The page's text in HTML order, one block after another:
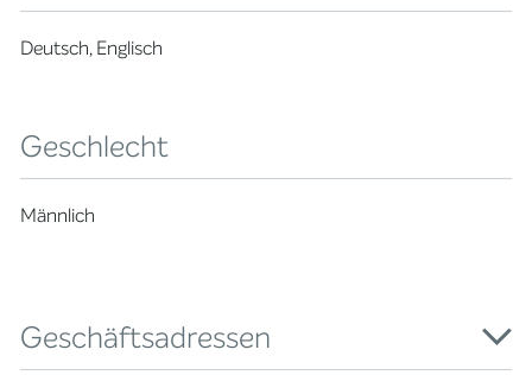
Deutsch, Englisch
Geschlecht
Männlich
Geschäftsadressen